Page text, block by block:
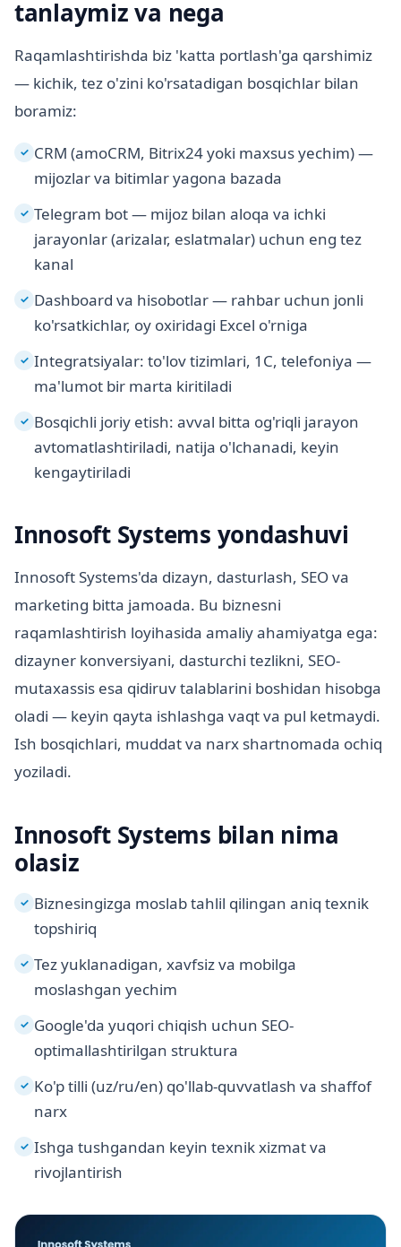
tanlaymiz va nega
Raqamlashtirishda biz 'katta portlash'ga qarshimiz
— kichik, tez o'zini ko'rsatadigan bosqichlar bilan
boramiz:
✓ CRM (amoCRM, Bitrix24 yoki maxsus yechim) —
mijozlar va bitimlar yagona bazada
✓ Telegram bot — mijoz bilan aloqa va ichki
jarayonlar (arizalar, eslatmalar) uchun eng tez
kanal
✓ Dashboard va hisobotlar — rahbar uchun jonli
ko'rsatkichlar, oy oxiridagi Excel o'rniga
✓ Integratsiyalar: to'lov tizimlari, 1C, telefoniya —
ma'lumot bir marta kiritiladi
✓ Bosqichli joriy etish: avval bitta og'riqli jarayon
avtomatlashtiriladi, natija o'lchanadi, keyin
kengaytiriladi
Innosoft Systems yondashuvi
Innosoft Systems'da dizayn, dasturlash, SEO va
marketing bitta jamoada. Bu biznesni
raqamlashtirish loyihasida amaliy ahamiyatga ega:
dizayner konversiyani, dasturchi tezlikni, SEO-
mutaxassis esa qidiruv talablarini boshidan hisobga
oladi — keyin qayta ishlashga vaqt va pul ketmaydi.
Ish bosqichlari, muddat va narx shartnomada ochiq
yoziladi.
Innosoft Systems bilan nima
olasiz
✓ Biznesingizga moslab tahlil qilingan aniq texnik
topshiriq
✓ Tez yuklanadigan, xavfsiz va mobilga
moslashgan yechim
✓ Google'da yuqori chiqish uchun SEO-
optimallashtirilgan struktura
✓ Ko'p tilli (uz/ru/en) qo'llab-quvvatlash va shaffof
narx
✓ Ishga tushgandan keyin texnik xizmat va
rivojlantirish